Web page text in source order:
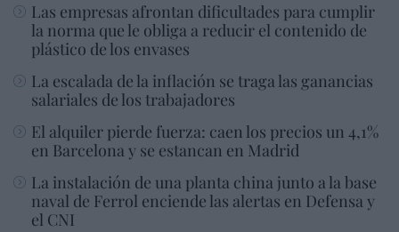
Las empresas afrontan dificultades para cumplir
la norma que le obliga a reducir el contenido de
plástico de los envases
La escalada de la inflación se traga las ganancias
salariales de los trabajadores
El alquiler pierde fuerza: caen los precios un 4,1%
en Barcelona y se estancan en Madrid
La instalación de una planta china junto a la base
naval de Ferrol enciende las alertas en Defensa y
el CNI